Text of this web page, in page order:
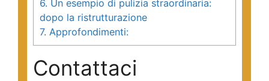
6. Un esempio di pulizia straordinaria:
dopo la ristrutturazione
7. Approfondimenti:
Contattaci